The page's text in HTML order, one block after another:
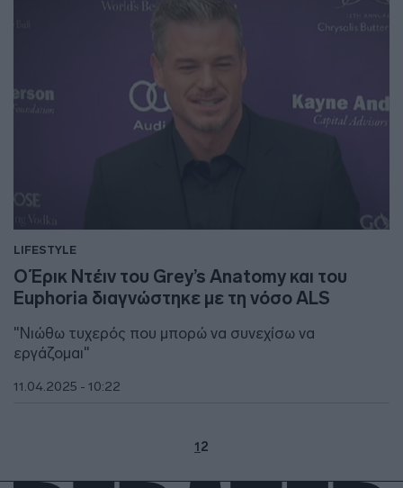
LIFESTYLE
Ο Έρικ Ντέιν του Grey’s Anatomy και του
Euphoria διαγνώστηκε με τη νόσο ALS
"Νιώθω τυχερός που μπορώ να συνεχίσω να
εργάζομαι"
11.04.2025 - 10:22
12